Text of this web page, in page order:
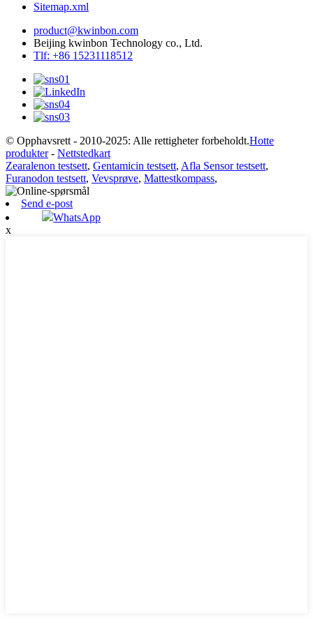
Sitemap.xml
product@kwinbon.com
Beijing kwinbon Technology co., Ltd.
Tlf: +86 15231118512
© Opphavsrett - 2010-2025: Alle rettigheter forbeholdt.Hotte
produkter- Nettstedkart
Zearalenon testsett, Gentamicin testsett, Afla Sensor testsett,
Furanodon testsett, Vevsprøve, Mattestkompass,
Send e-post
WhatsApp
x